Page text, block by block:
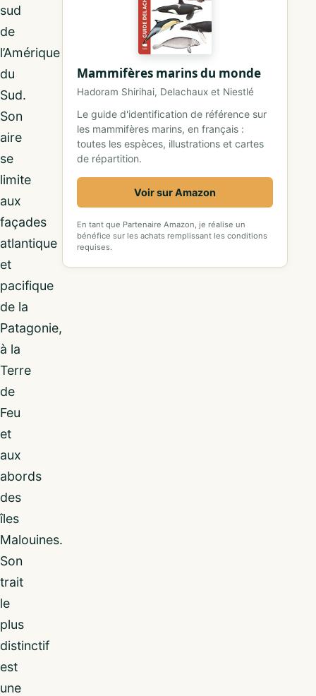
sud
de
l’Amérique
du
Sud.
Son
aire
se
limite
aux
façades
atlantique
et
pacifique
de la
Patagonie,
à la
Terre
de
Feu
et
aux
abords
des
îles
Malouines.
Son
trait
le
plus
distinctif
est
une
Mammifères marins du monde
Hadoram Shirihai, Delachaux et Niestlé
Le guide d'identification de référence sur
les mammifères marins, en français :
toutes les espèces, illustrations et cartes
de répartition.
Voir sur Amazon
En tant que Partenaire Amazon, je réalise un
bénéfice sur les achats remplissant les conditions
requises.